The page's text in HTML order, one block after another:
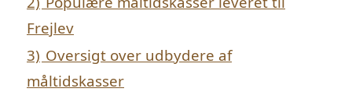
Frejlev
3) Oversigt over udbydere af
måltidskasser